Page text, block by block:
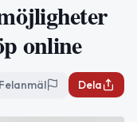
online
Felanmäl Dela